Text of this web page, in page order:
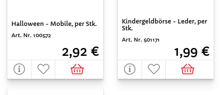
Halloween - Mobile, per Stk.
Art. Nr. 100572
2,92 €
Kindergeldbörse - Leder, per
Stk.
Art. Nr. 501171
1,99 €